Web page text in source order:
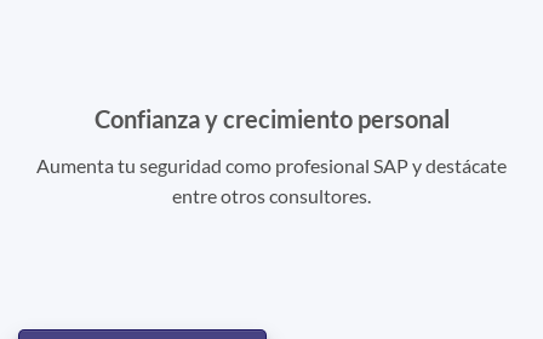
Confianza y crecimiento personal
Aumenta tu seguridad como profesional SAP y destácate
entre otros consultores.